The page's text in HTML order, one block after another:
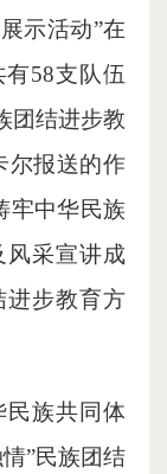
示活动”在
58支队伍
团结进步教
尔报送的作
牢中华民族
风采宣讲成
进步教育方
族共同体
”民族团结